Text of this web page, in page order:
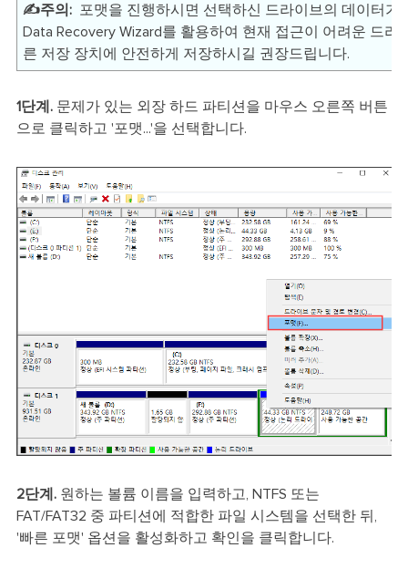
✍️주의:
포맷을 진행하시면 선택하신 드라이브의 데이터가
Data Recovery Wizard를 활용하여 현재 접근이 어려운 드
른 저장 장치에 안전하게 저장하시길 권장드립니다.
1단계.문제가 있는 외장 하드 파티션을 마우스 오른쪽 버튼
으로 클릭하고 '포맷...'을 선택합니다.
2단계.원하는 볼륨 이름을 입력하고, NTFS 또는
FAT/FAT32 중 파티션에 적합한 파일 시스템을 선택한 뒤,
'빠른 포맷' 옵션을 활성화하고 확인을 클릭합니다.